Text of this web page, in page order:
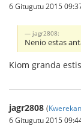
6 Gitugutu 2015
jagr2808:
Nenio estas
Kiom granda
jagr2808 (
6 Gitugutu 2015